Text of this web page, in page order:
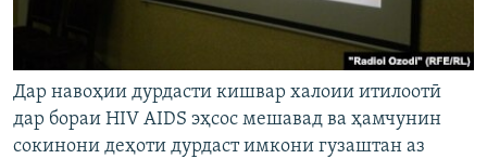
Дар навоҳии дурдасти кишвар халоии итилоотӣ
дар бораи HIV AIDS эҳсос мешавад ва ҳамчунин
сокинони деҳоти дурдаст имкони гузаштан аз